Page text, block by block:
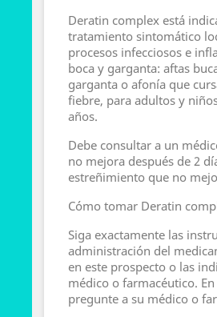
Deratin complex está
tratamiento sintomático
procesos infecciosos e
boca y garganta: aftas
garganta o afonía que
fiebre, para adultos y
años.
Debe consultar a un
no mejora después de 2
estreñimiento que no
Cómo tomar Deratin
Siga exactamente las
administración del
en este prospecto o las
médico o farmacéutico.
pregunte a su médico o